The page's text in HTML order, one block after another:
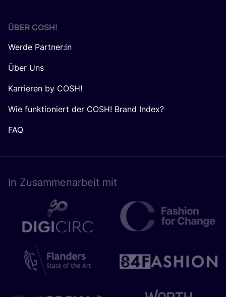
ÜBER COSH!
Werde Partner:in
Über Uns
Karrieren by COSH!
Wie funktioniert der COSH! Brand Index?
FAQ
In Zusam­men­ar­beit mit